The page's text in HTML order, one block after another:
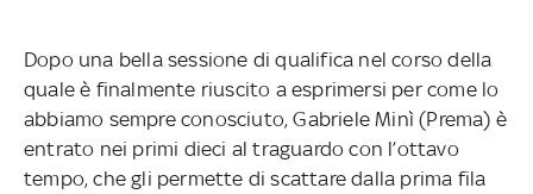
Dopo una bella sessione di qualifica nel corso della
quale è finalmente riuscito a esprimersi per come lo
abbiamo sempre conosciuto, Gabriele Minì (Prema) è
entrato nei primi dieci al traguardo con l’ottavo
tempo, che gli permette di scattare dalla prima fila